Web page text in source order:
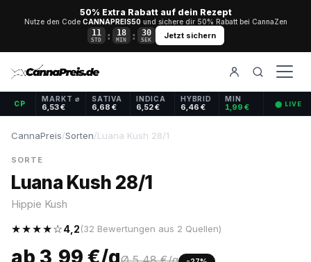
50% Extra Rabatt auf dein Rezept
Nutze den Code CANNAPREIS50und sichere dir 50% Rabatt bei CannaZen
11
STD : 18
MIN : 30
SEK Jetzt sichern
CP
MARKT ⌀
6,53 €
SATIVA
6,68 €
INDICA
6,52 €
HYBRID
6,46 €
MIN
1,99 € ⬤ LIVE
CannaPreis/Sorten/Luana Kush 28/1
SORTE
Luana Kush 28/1
Hippie Kush
★★★★☆4,2(32 Bewertungen aus 2 Quellen)
ab 3,99 €/g